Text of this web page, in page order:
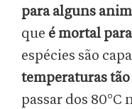
para alguns
que é mortal
espécies são
temperaturas tão
passar dos 80°C